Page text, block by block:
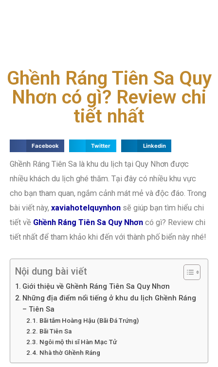
Ghềnh Ráng Tiên Sa Quy
Nhơn có gì? Review chi
tiết nhất
Facebook Twitter Linkedin
Ghềnh Ráng Tiên Sa là khu du lịch tại Quy Nhơn được
nhiều khách du lịch ghé thăm. Tại đây có nhiều khu vực
cho bạn tham quan, ngắm cảnh mát mẻ và độc đáo. Trong
bài viết này, xaviahotelquynhon sẽ giúp bạn tìm hiểu chi
tiết về Ghềnh Ráng Tiên Sa Quy Nhơn có gì? Review chi
tiết nhất để tham khảo khi đến với thành phố biển này nhé!
Nội dung bài viết
Giới thiệu về Ghềnh Ráng Tiên Sa Quy Nhơn
Những địa điểm nổi tiếng ở khu du lịch Ghềnh Ráng
– Tiên Sa
Bãi tắm Hoàng Hậu (Bãi Đá Trứng)
Bãi Tiên Sa
Ngôi mộ thi sĩ Hàn Mạc Tử
Nhà thờ Ghềnh Ráng